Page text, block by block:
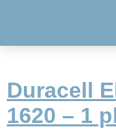
Duracell
1620 – 1